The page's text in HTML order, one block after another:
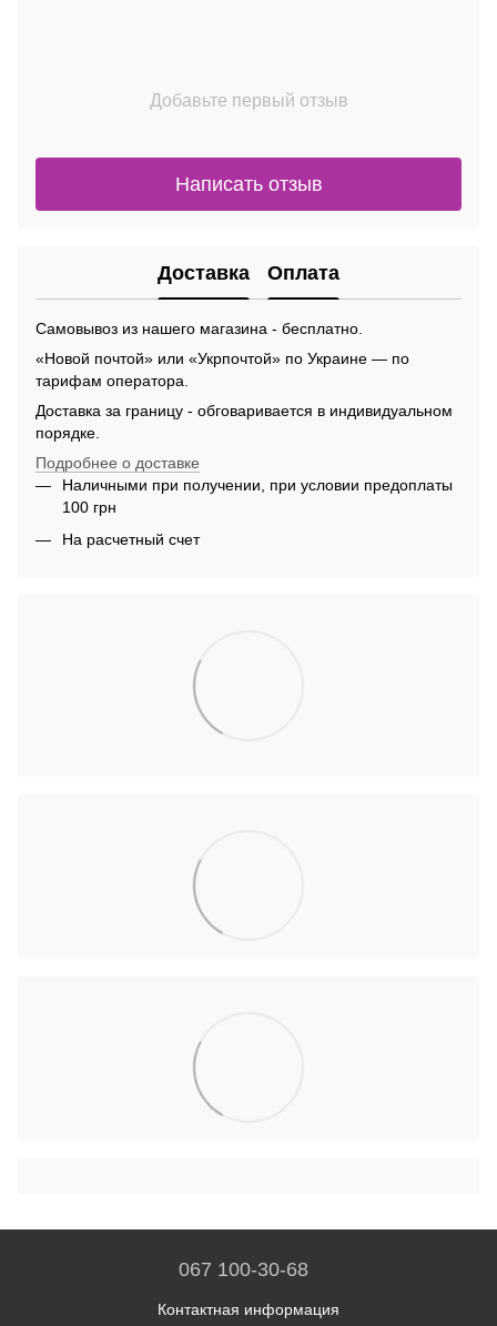
Добавьте первый отзыв
Написать отзыв
Доставка Оплата
Самовывоз из нашего магазина - бесплатно.
«Новой почтой» или «Укрпочтой» по Украине — по
тарифам оператора.
Доставка за границу - обговаривается в индивидуальном
порядке.
Подробнее о доставке
Наличными при получении, при условии предоплаты
100 грн
На расчетный счет
067 100-30-68
Контактная информация